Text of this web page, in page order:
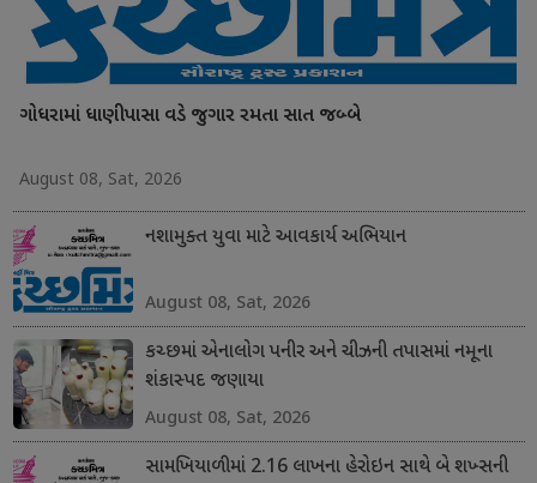
ગોધરામાં ધાણીપાસા વડે જુગાર રમતા સાત જબ્બે
August 08, Sat, 2026
નશામુક્ત યુવા માટે આવકાર્ય અભિયાન
August 08, Sat, 2026
કચ્છમાં એનાલોગ પનીર અને ચીઝની તપાસમાં નમૂના
શંકાસ્પદ જણાયા
August 08, Sat, 2026
સામખિયાળીમાં 2.16 લાખના હેરોઇન સાથે બે શખ્સની